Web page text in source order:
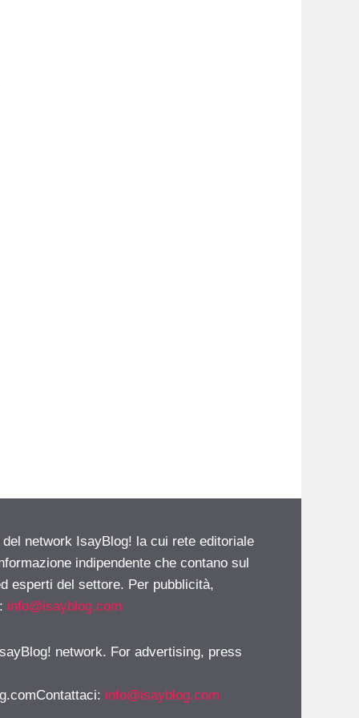
del network IsayBlog! la cui rete editoriale
indipendente che contano sul
esperti del settore. Per pubblicità,
info@isayblog.com
network. For advertising, press
: info@isayblog.com